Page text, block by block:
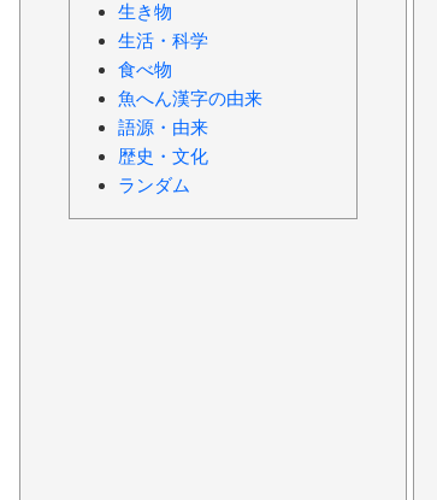
生き物
生活・科学
食べ物
魚へん漢字の由来
語源・由来
歴史・文化
ランダム